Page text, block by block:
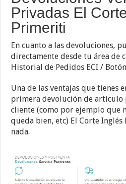
Privadas El
Primeriti
En cuanto a las devoluciones,
directamente desde tu área de
Historial de Pedidos ECI /
Una de las ventajas que tienes
primera devolución de artículo
cliente (como por ejemplo que
queda bien, etc) El Corte Inglés
nada.